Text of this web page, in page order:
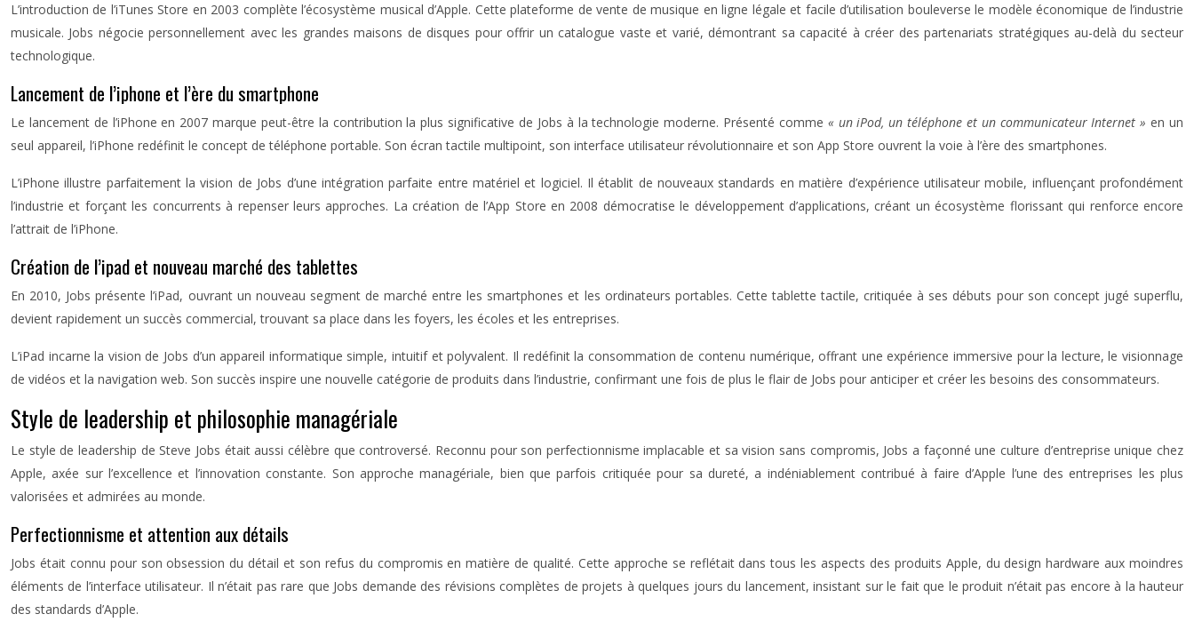
L’introduction de l’iTunes Store en 2003 complète l’écosystème musical d’Apple. Cette plateforme de vente de musique en ligne légale et facile d’utilisation bouleverse le modèle économique de l’industrie
musicale. Jobs négocie personnellement avec les grandes maisons de disques pour offrir un catalogue vaste et varié, démontrant sa capacité à créer des partenariats stratégiques au-delà du secteur
technologique.
Lancement de l’iphone et l’ère du smartphone
Le lancement de l’iPhone en 2007 marque peut-être la contribution la plus significative de Jobs à la technologie moderne. Présenté comme « un iPod, un téléphone et un communicateur Internet » en un
seul appareil, l’iPhone redéfinit le concept de téléphone portable. Son écran tactile multipoint, son interface utilisateur révolutionnaire et son App Store ouvrent la voie à l’ère des smartphones.
L’iPhone illustre parfaitement la vision de Jobs d’une intégration parfaite entre matériel et logiciel. Il établit de nouveaux standards en matière d’expérience utilisateur mobile, influençant profondément
l’industrie et forçant les concurrents à repenser leurs approches. La création de l’App Store en 2008 démocratise le développement d’applications, créant un écosystème florissant qui renforce encore
l’attrait de l’iPhone.
Création de l’ipad et nouveau marché des tablettes
En 2010, Jobs présente l’iPad, ouvrant un nouveau segment de marché entre les smartphones et les ordinateurs portables. Cette tablette tactile, critiquée à ses débuts pour son concept jugé superflu,
devient rapidement un succès commercial, trouvant sa place dans les foyers, les écoles et les entreprises.
L’iPad incarne la vision de Jobs d’un appareil informatique simple, intuitif et polyvalent. Il redéfinit la consommation de contenu numérique, offrant une expérience immersive pour la lecture, le visionnage
de vidéos et la navigation web. Son succès inspire une nouvelle catégorie de produits dans l’industrie, confirmant une fois de plus le flair de Jobs pour anticiper et créer les besoins des consommateurs.
Style de leadership et philosophie managériale
Le style de leadership de Steve Jobs était aussi célèbre que controversé. Reconnu pour son perfectionnisme implacable et sa vision sans compromis, Jobs a façonné une culture d’entreprise unique chez
Apple, axée sur l’excellence et l’innovation constante. Son approche managériale, bien que parfois critiquée pour sa dureté, a indéniablement contribué à faire d’Apple l’une des entreprises les plus
valorisées et admirées au monde.
Perfectionnisme et attention aux détails
Jobs était connu pour son obsession du détail et son refus du compromis en matière de qualité. Cette approche se reflétait dans tous les aspects des produits Apple, du design hardware aux moindres
éléments de l’interface utilisateur. Il n’était pas rare que Jobs demande des révisions complètes de projets à quelques jours du lancement, insistant sur le fait que le produit n’était pas encore à la hauteur
des standards d’Apple.